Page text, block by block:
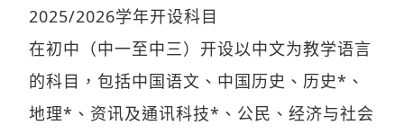
2025/2026学年开设科目
在初中（中一至中三）开设以中文为教学语言
的科目，包括中国语文、中国历史、历史*、
地理*、资讯及通讯科技*、公民、经济与社会